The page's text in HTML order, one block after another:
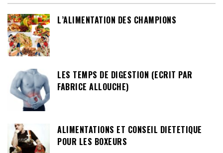
L’ALIMENTATION DES CHAMPIONS
LES TEMPS DE DIGESTION (ECRIT PAR
FABRICE ALLOUCHE)
ALIMENTATIONS ET CONSEIL DIETETIQUE
POUR LES BOXEURS